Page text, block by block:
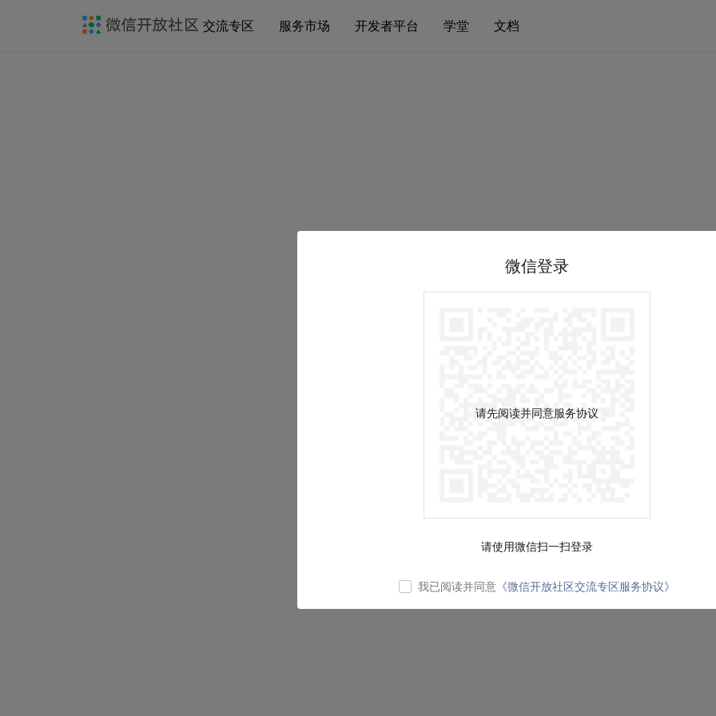
交流专区 服务市场 开发者平台 学堂 文档
微信登录
请先阅读并同意服务协议
请使用微信扫一扫登录
我已阅读并同意 《微信开放社区交流专区服务协议》